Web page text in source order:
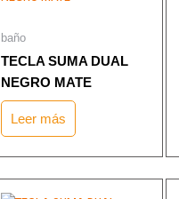
baño
TECLA SUMA DUAL
NEGRO MATE
Leer más